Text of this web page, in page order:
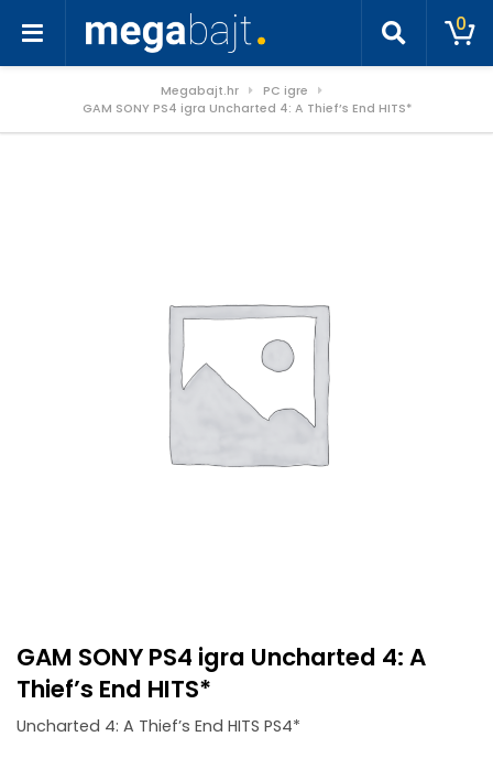
0
Megabajt.hr
PC igre
GAM SONY PS4 igra Uncharted 4: A Thief’s End HITS*
GAM SONY PS4 igra Uncharted 4: A
Thief’s End HITS*
Uncharted 4: A Thief’s End HITS PS4*